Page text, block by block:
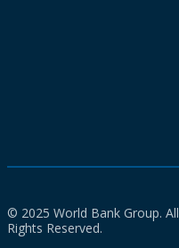
© 2025 World Bank Group. All
Rights Reserved.